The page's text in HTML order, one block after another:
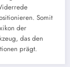
Somit
der
das den
prägt.